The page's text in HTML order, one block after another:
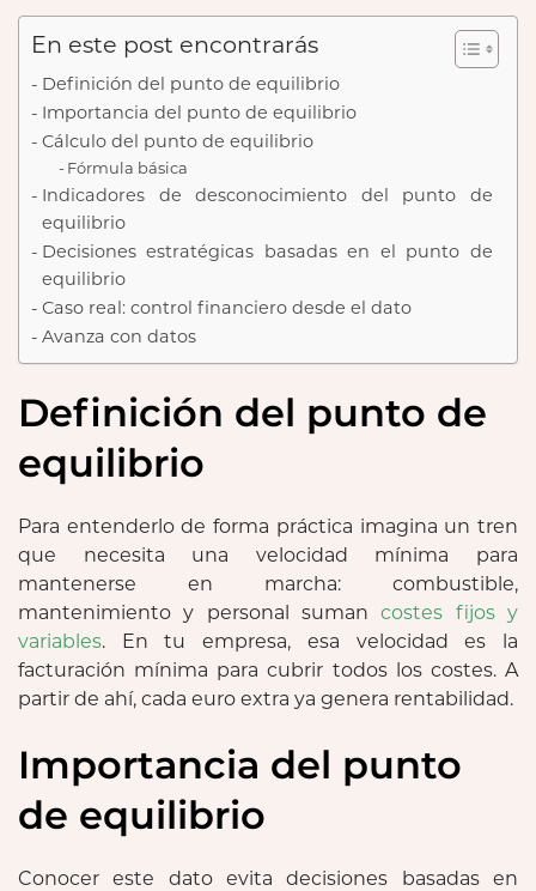
En este post encontrarás
Definición del punto de equilibrio
Importancia del punto de equilibrio
Cálculo del punto de equilibrio
Fórmula básica
Indicadores de desconocimiento del punto de
equilibrio
Decisiones estratégicas basadas en el punto de
equilibrio
Caso real: control financiero desde el dato
Avanza con datos
Definición del punto de
equilibrio
Para entenderlo de forma práctica imagina un tren
que necesita una velocidad mínima para
mantenerse en marcha: combustible,
mantenimiento y personal sumancostes fijos y
variables. En tu empresa, esa velocidad es la
facturación mínima para cubrir todos los costes. A
partir de ahí, cada euro extra ya genera rentabilidad.
Importancia del punto
de equilibrio
Conocer este dato evita decisiones basadas en